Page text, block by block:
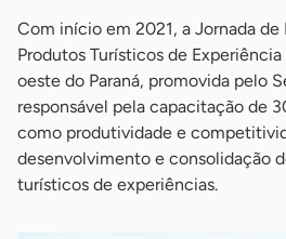
Com início em 2021, a Jornada
Produtos Turísticos de
oeste do Paraná, promovida pelo
responsável pela capacitação de
como produtividade e
desenvolvimento e consolidação
turísticos de experiências.